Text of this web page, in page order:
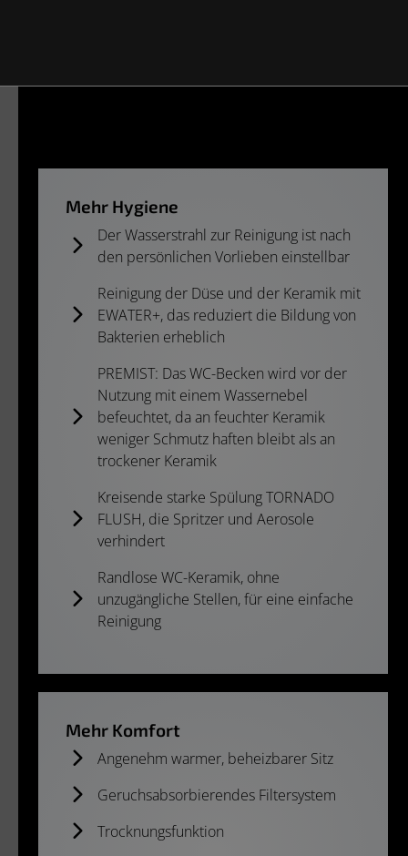
Mehr Hygiene ​
Der Wasserstrahl zur Reinigung ist nach
den persönlichen Vorlieben einstellbar
Reinigung der Düse und der Keramik mit
EWATER+, das reduziert die Bildung von
Bakterien erheblich
PREMIST: Das WC-Becken wird vor der
Nutzung mit einem Wassernebel
befeuchtet, da an feuchter Keramik
weniger Schmutz haften bleibt als an
trockener Keramik
Kreisende starke Spülung TORNADO
FLUSH, die Spritzer und Aerosole
verhindert
Randlose WC-Keramik, ohne
unzugängliche Stellen, für eine einfache
Reinigung
Mehr Komfort​
Angenehm warmer, beheizbarer Sitz
Geruchsabsorbierendes Filtersystem
Trocknungsfunktion